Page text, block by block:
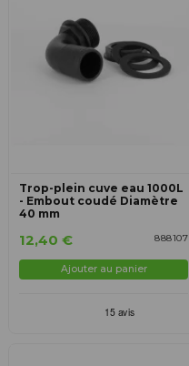
Trop-plein cuve eau 1000L
- Embout coudé Diamètre
40 mm
888107
12,40 €
Ajouter au panier